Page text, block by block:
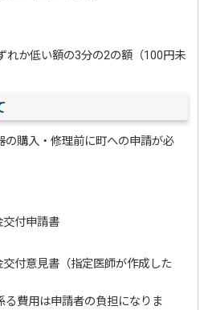
れか低い額の3分の2の額（100円未
の購入・修理前に町への申請が必
交付申請書
付意見書（指定医師が作成した
費用は申請者の負担になりま